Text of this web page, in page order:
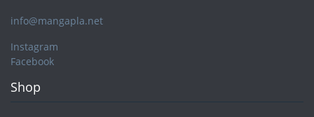
info@mangapla.net
Instagram
Facebook
Shop